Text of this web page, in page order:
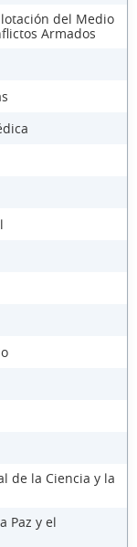
del Medio
Armados
de la Ciencia y la
Paz y el